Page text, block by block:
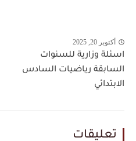
أكتوبر 20, 2025
اسئلة وزارية للسنوات
السابقة رياضيات السادس
الابتدائي
تعليقات